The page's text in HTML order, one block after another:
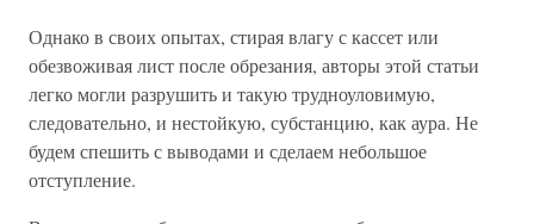
Однако в своих опытах, стирая влагу с кассет или
обезвоживая лист после обрезания, авторы этой статьи
легко могли разрушить и такую трудноуловимую,
следовательно, и нестойкую, субстанцию, как аура. Не
будем спешить с выводами и сделаем небольшое
отступление.